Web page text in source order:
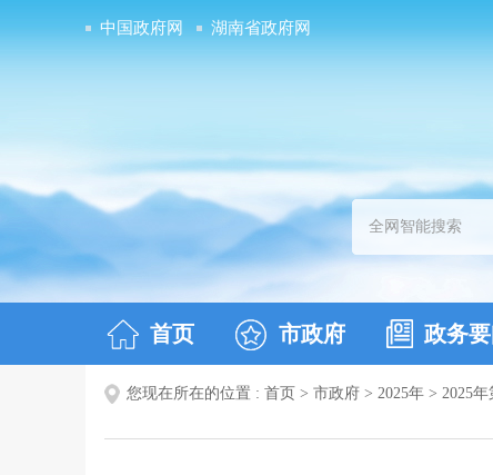
中国政府网 湖南省政府网
首页 市政府 政务要
您现在所在的位置 : 首页 > 市政府 > 2025年 > 2025年